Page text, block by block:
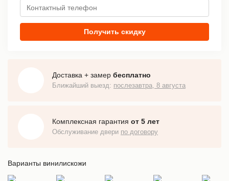
Получить скидку
Доставка + замер бесплатно
Ближайший выезд: послезавтра, 8 августа
Комплексная гарантия от 5 лет
Обслуживание двери по договору
Варианты винилискожи